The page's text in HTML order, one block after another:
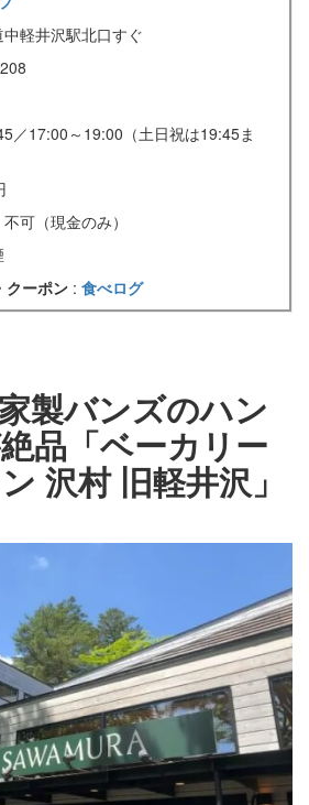
軽井沢駅北口すぐ
／17:00～19:00（土日祝は19:45ま
不可（現金のみ）
クーポン : 食べログ
製バンズのハン
品「ベーカリー
沢村 旧軽井沢」